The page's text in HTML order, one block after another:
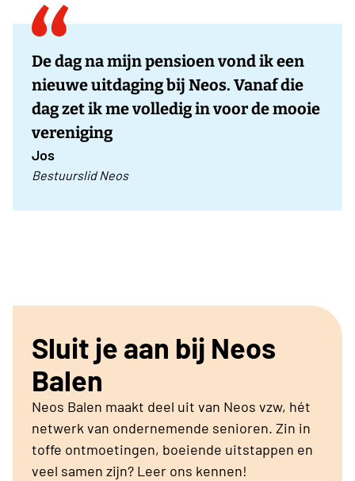
De dag na mijn pensioen vond ik een
nieuwe uitdaging bij Neos. Vanaf die
dag zet ik me volledig in voor de mooie
vereniging
Jos
Bestuurslid Neos
Sluit je aan bij Neos
Balen
Neos Balen maakt deel uit van Neos vzw, hét
netwerk van ondernemende senioren. Zin in
toffe ontmoetingen, boeiende uitstappen en
veel samen zijn? Leer ons kennen!